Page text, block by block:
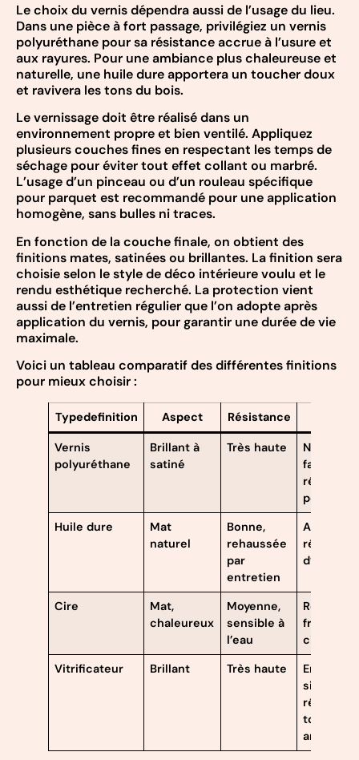
Le choix du vernis dépendra aussi de l’usage du lieu.
Dans une pièce à fort passage, privilégiez un vernis
polyuréthane pour sa résistance accrue à l’usure et
aux rayures. Pour une ambiance plus chaleureuse et
naturelle, une huile dure apportera un toucher doux
et ravivera les tons du bois.
Le vernissage doit être réalisé dans un
environnement propre et bien ventilé. Appliquez
plusieurs couches fines en respectant les temps de
séchage pour éviter tout effet collant ou marbré.
L’usage d’un pinceau ou d’un rouleau spécifique
pour parquet est recommandé pour une application
homogène, sans bulles ni traces.
En fonction de la couche finale, on obtient des
finitions mates, satinées ou brillantes. La finition sera
choisie selon le style de déco intérieure voulu et le
rendu esthétique recherché. La protection vient
aussi de l’entretien régulier que l’on adopte après
application du vernis, pour garantir une durée de vie
maximale.
Voici un tableau comparatif des différentes finitions
pour mieux choisir :
Typedefinition Aspect Résistance
Vernis
polyuréthane
Brillant à
satiné
Très haute
facile,
Huile dure
Mat
naturel
Bonne,
rehaussée
par
entretien
régulière
d’huile
Cire
Mat,
chaleureux
Moyenne,
sensible à
l’eau
cirage
Vitrificateur
Brillant Très haute
Entretien
simple,
tous les 5
ans